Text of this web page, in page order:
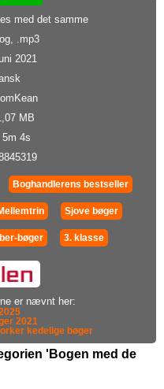
med det samme
.mp3
2021
MB
5m 4s
Boghandlerens bestseller
Sjove bøger
bøger 3. klasse
er nævnt her:
2021
kedelige bøger
'Bogen med de